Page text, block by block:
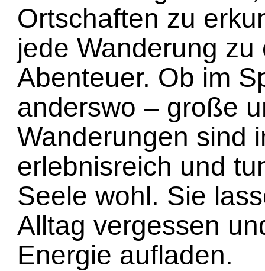
Ortschaften zu
jede Wanderung
Abenteuer. Ob im
anderswo – große
Wanderungen sind
erlebnisreich und
Seele wohl. Sie
Alltag vergessen
Energie aufladen.